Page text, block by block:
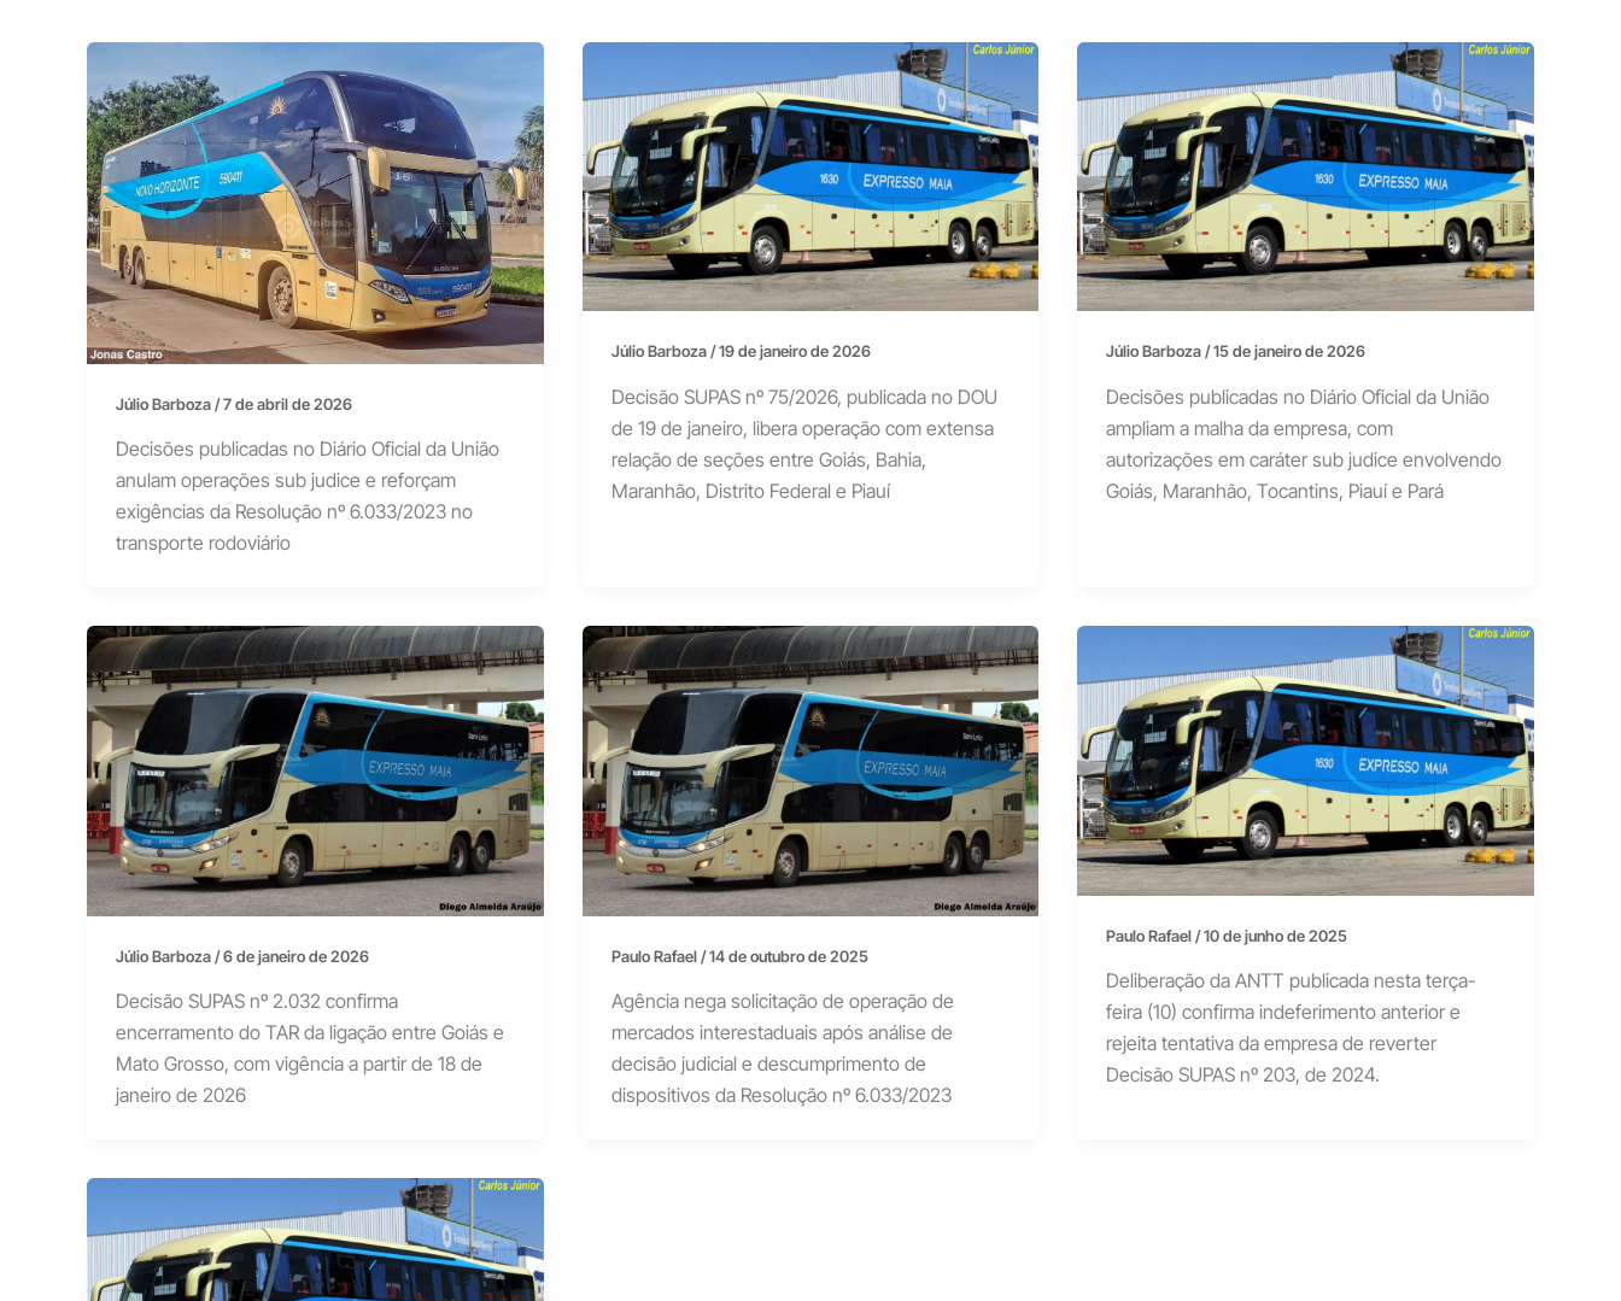
Júlio Barboza/7 de abril de 2026
Decisões publicadas no Diário Oficial da União
anulam operações sub judice e reforçam
exigências da Resolução nº 6.033/2023 no
transporte rodoviário
Júlio Barboza/19 de janeiro de 2026
Decisão SUPAS nº 75/2026, publicada no DOU
de 19 de janeiro, libera operação com extensa
relação de seções entre Goiás, Bahia,
Maranhão, Distrito Federal e Piauí
Júlio Barboza/15 de janeiro de 2026
Decisões publicadas no Diário Oficial da União
ampliam a malha da empresa, com
autorizações em caráter sub judice envolvendo
Goiás, Maranhão, Tocantins, Piauí e Pará
Júlio Barboza/6 de janeiro de 2026
Decisão SUPAS nº 2.032 confirma
encerramento do TAR da ligação entre Goiás e
Mato Grosso, com vigência a partir de 18 de
janeiro de 2026
Paulo Rafael/14 de outubro de 2025
Agência nega solicitação de operação de
mercados interestaduais após análise de
decisão judicial e descumprimento de
dispositivos da Resolução nº 6.033/2023
Paulo Rafael/10 de junho de 2025
Deliberação da ANTT publicada nesta terça-
feira (10) confirma indeferimento anterior e
rejeita tentativa da empresa de reverter
Decisão SUPAS nº 203, de 2024.